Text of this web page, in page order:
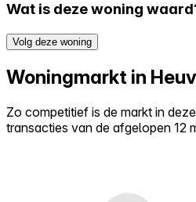
Wat is deze woning
Volg deze woning
Woningmarkt in
Zo competitief is de markt in
transacties van de afgelopen 12